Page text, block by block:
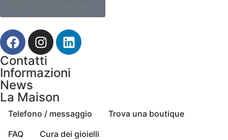
Contatti
Informazioni
News
La Maison
Telefono / messaggio
Trova una boutique
FAQ
Cura dei gioielli